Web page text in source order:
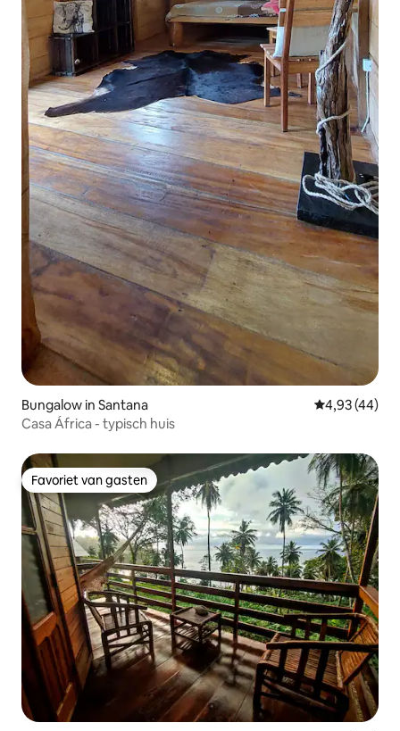
Bungalow in Santana Gemiddelde
4,93 (44)
Casa África - typisch huis
Favoriet van gasten
Favoriet van gasten